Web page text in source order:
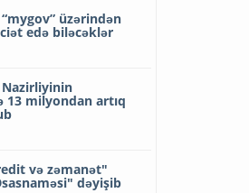
üzərindən
edə biləcəklər
13 milyondan artıq
və zəmanət"
dəyişib